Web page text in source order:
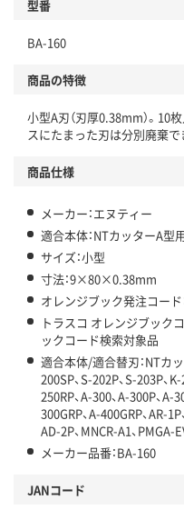
型番
BA-160
商品の特徴
小型A刃（刃厚0.38mm）。10
スにたまった刃は分別廃棄で
商品仕様
メーカー：エヌティー
適合本体：NTカッターA型
サイズ：小型
寸法：9×80×0.38mm
オレンジブック発注コード
トラスコ オレンジブック
ックコード検索対象品
適合本体/適合替刃：NTカ
200SP、S-202P、S-203P、
250RP、A-300、A-300P、A-
300GRP、A-400GRP、AR-1P
AD-2P、MNCR-A1、PMGA-
メーカー品番：BA-160
JANコード